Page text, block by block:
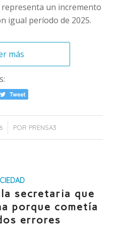
un incremento
igual período de 2025.
más
POR PRENSA3
secretaria que
porque cometía
errores